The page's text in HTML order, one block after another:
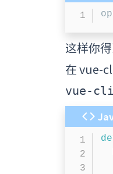
这样你
在 vue-
vue-cli